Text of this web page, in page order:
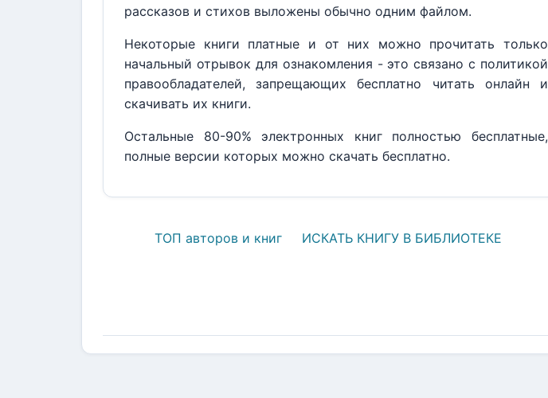
рассказов и стихов выложены обычно одним файлом.
Некоторые книги платные и от них можно прочитать только
начальный отрывок для ознакомления - это связано с политикой
правообладателей, запрещающих бесплатно читать онлайн и
скачивать их книги.
Остальные 80-90% электронных книг полностью бесплатные,
полные версии которых можно скачать бесплатно.
ТОП авторов и книг ИСКАТЬ КНИГУ В БИБЛИОТЕКЕ